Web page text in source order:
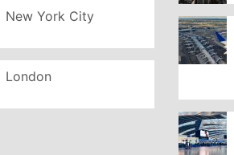
New York City
London